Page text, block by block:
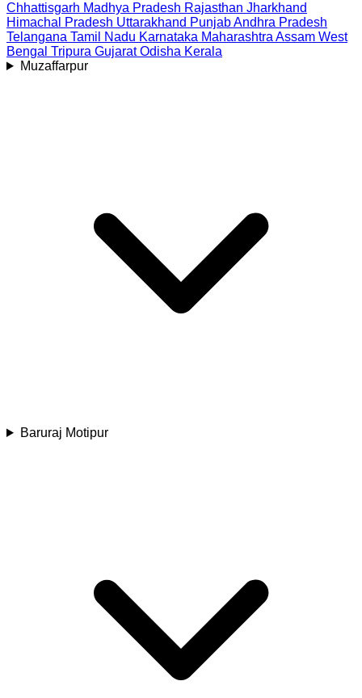
Chhattisgarh Madhya Pradesh Rajasthan Jharkhand
Himachal Pradesh Uttarakhand PunjabAndhra Pradesh
Telangana Tamil Nadu Karnataka Maharashtra Assam West
Bengal Tripura Gujarat Odisha Kerala
Muzaffarpur
Baruraj Motipur